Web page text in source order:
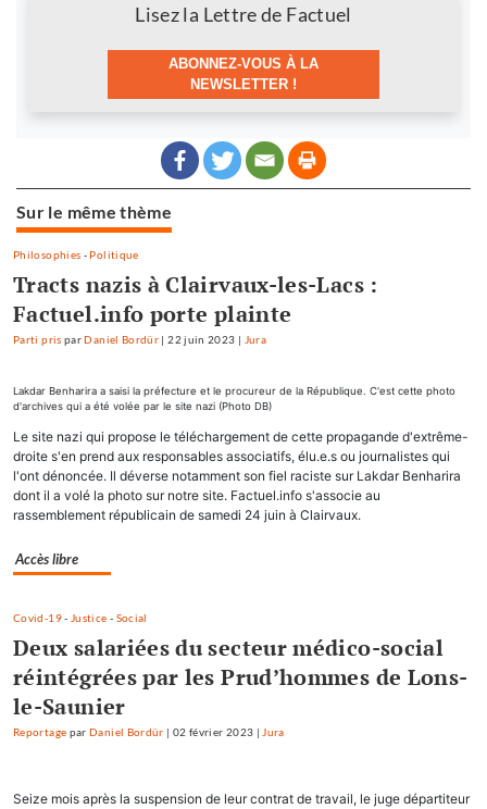
Lisez la Lettre de Factuel
ABONNEZ-VOUS À LA
NEWSLETTER !
Sur le même thème
Philosophies - Politique
Tracts nazis à Clairvaux-les-Lacs :
Factuel.info porte plainte
Parti pris parDaniel Bordür |22 juin 2023 | Jura
Lakdar Benharira a saisi la préfecture et le procureur de la République. C'est cette photo
d'archives qui a été volée par le site nazi (Photo DB)
Le site nazi qui propose le téléchargement de cette propagande d'extrême-
droite s'en prend aux responsables associatifs, élu.e.s ou journalistes qui
l'ont dénoncée. Il déverse notamment son fiel raciste sur Lakdar Benharira
dont il a volé la photo sur notre site. Factuel.info s'associe au
rassemblement républicain de samedi 24 juin à Clairvaux.
Accès libre
Covid-19- Justice - Social
Deux salariées du secteur médico-social
réintégrées par les Prud’hommes de Lons-
le-Saunier
Reportage parDaniel Bordür | 02 février 2023 |Jura
Seize mois après la suspension de leur contrat de travail, le juge départiteur